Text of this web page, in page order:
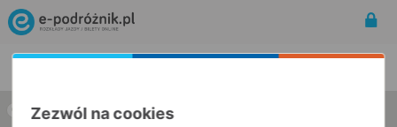
w jedną stronę w obie strony
Zezwól na cookies